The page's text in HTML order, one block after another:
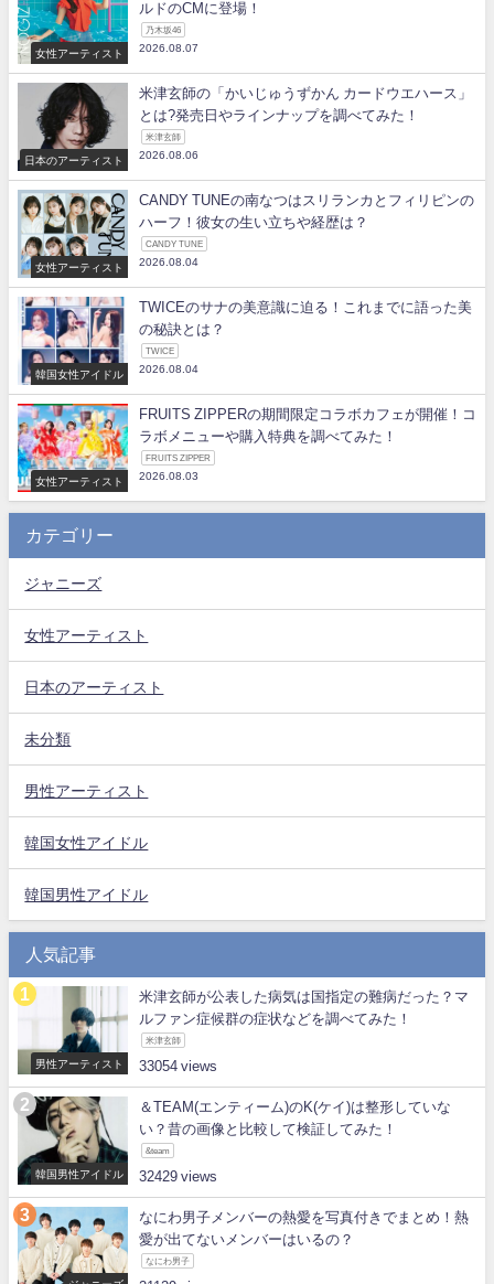
女性アーティスト
ルドのCMに登場！
乃木坂46
2026.08.07
日本のアーティスト
米津玄師の「かいじゅうずかん カードウエハース」
とは?発売日やラインナップを調べてみた！
米津玄師
2026.08.06
女性アーティスト
CANDY TUNEの南なつはスリランカとフィリピンの
ハーフ！彼女の生い立ちや経歴は？
CANDY TUNE
2026.08.04
韓国女性アイドル
TWICEのサナの美意識に迫る！これまでに語った美
の秘訣とは？
TWICE
2026.08.04
女性アーティスト
FRUITS ZIPPERの期間限定コラボカフェが開催！コ
ラボメニューや購入特典を調べてみた！
FRUITS ZIPPER
2026.08.03
カテゴリー
ジャニーズ
女性アーティスト
日本のアーティスト
未分類
男性アーティスト
韓国女性アイドル
韓国男性アイドル
人気記事
男性アーティスト
米津玄師が公表した病気は国指定の難病だった？マ
ルファン症候群の症状などを調べてみた！
米津玄師
33054
韓国男性アイドル
＆TEAM(エンティーム)のK(ケイ)は整形していな
い？昔の画像と比較して検証してみた！
&team
32429
なにわ男子メンバーの熱愛を写真付きでまとめ！熱
愛が出てないメンバーはいるの？
なにわ男子